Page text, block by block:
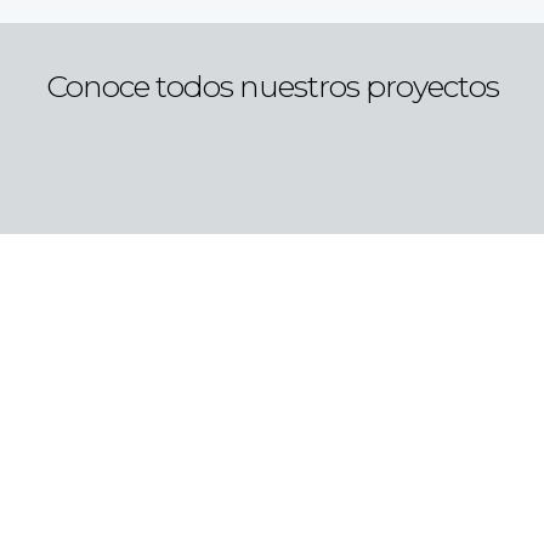
Conoce todos nuestros proyectos